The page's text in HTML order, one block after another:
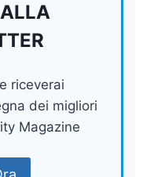
riceverai
dei migliori
Magazine